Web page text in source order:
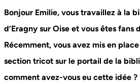
Bonjour Emilie, vous travaillez à la
d’Eragny sur Oise et vous êtes fans
Récemment, vous avez mis en
section tricot sur le portail de la
comment avez-vous eu cette idée ?